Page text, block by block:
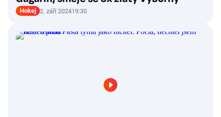
Hokej 2. září 202419:30